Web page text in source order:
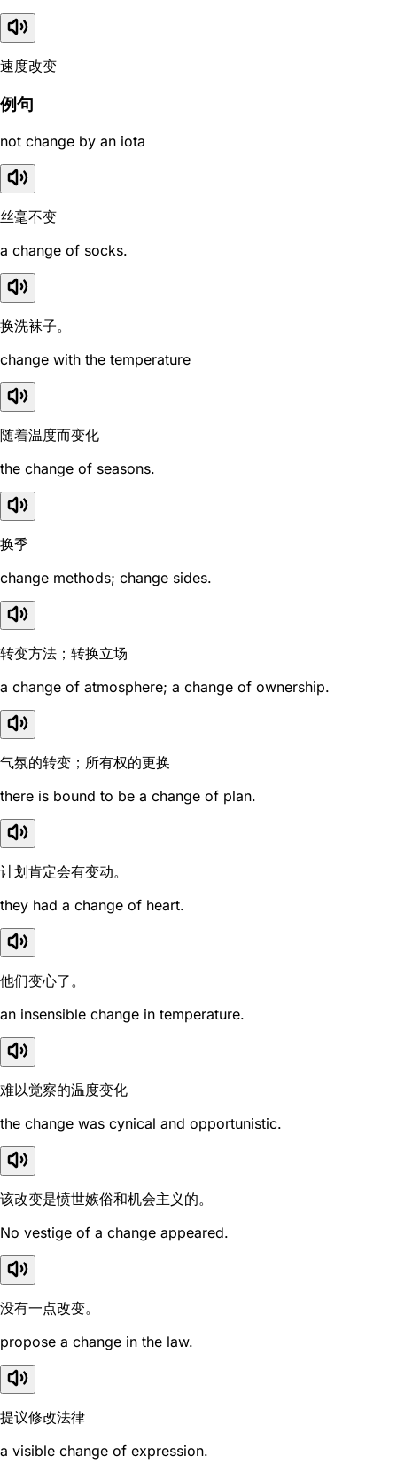
速度改变
例句
not change by an iota
丝毫不变
a change of socks.
换洗袜子。
change with the temperature
随着温度而变化
the change of seasons.
换季
change methods; change sides.
转变方法；转换立场
a change of atmosphere; a change of ownership.
气氛的转变；所有权的更换
there is bound to be a change of plan.
计划肯定会有变动。
they had a change of heart.
他们变心了。
an insensible change in temperature.
难以觉察的温度变化
the change was cynical and opportunistic.
该改变是愤世嫉俗和机会主义的。
No vestige of a change appeared.
没有一点改变。
propose a change in the law.
提议修改法律
a visible change of expression.